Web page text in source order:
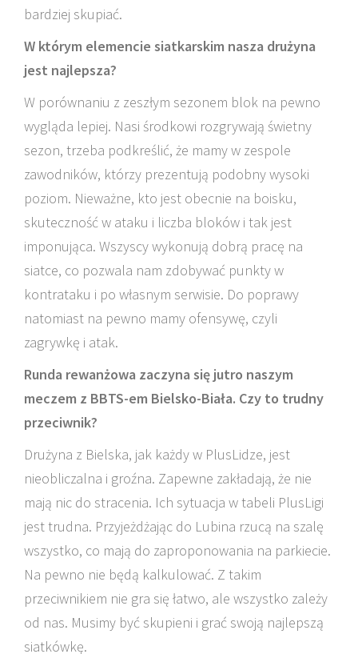
bardziej skupiać.
W którym elemencie siatkarskim nasza drużyna
jest najlepsza?
W porównaniu z zeszłym sezonem blok na pewno
wygląda lepiej. Nasi środkowi rozgrywają świetny
sezon, trzeba podkreślić, że mamy w zespole
zawodników, którzy prezentują podobny wysoki
poziom. Nieważne, kto jest obecnie na boisku,
skuteczność w ataku i liczba bloków i tak jest
imponująca. Wszyscy wykonują dobrą pracę na
siatce, co pozwala nam zdobywać punkty w
kontrataku i po własnym serwisie. Do poprawy
natomiast na pewno mamy ofensywę, czyli
zagrywkę i atak.
Runda rewanżowa zaczyna się jutro naszym
meczem z BBTS-em Bielsko-Biała. Czy to trudny
przeciwnik?
Drużyna z Bielska, jak każdy w PlusLidze, jest
nieobliczalna i groźna. Zapewne zakładają, że nie
mają nic do stracenia. Ich sytuacja w tabeli PlusLigi
jest trudna. Przyjeżdżając do Lubina rzucą na szalę
wszystko, co mają do zaproponowania na parkiecie.
Na pewno nie będą kalkulować. Z takim
przeciwnikiem nie gra się łatwo, ale wszystko zależy
od nas. Musimy być skupieni i grać swoją najlepszą
siatkówkę.